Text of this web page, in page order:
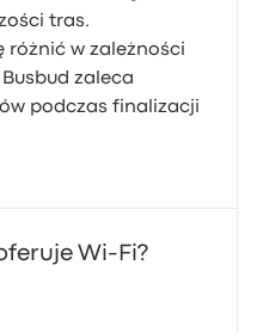
tras.
różnić w zależności
zaleca
podczas finalizacji
Wi-Fi?